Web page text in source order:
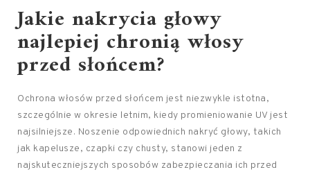
Jakie nakrycia głowy
najlepiej chronią włosy
przed słońcem?
Ochrona włosów przed słońcem jest niezwykle istotna,
szczególnie w okresie letnim, kiedy promieniowanie UV jest
najsilniejsze. Noszenie odpowiednich nakryć głowy, takich
jak kapelusze, czapki czy chusty, stanowi jeden z
najskuteczniejszych sposobów zabezpieczania ich przed